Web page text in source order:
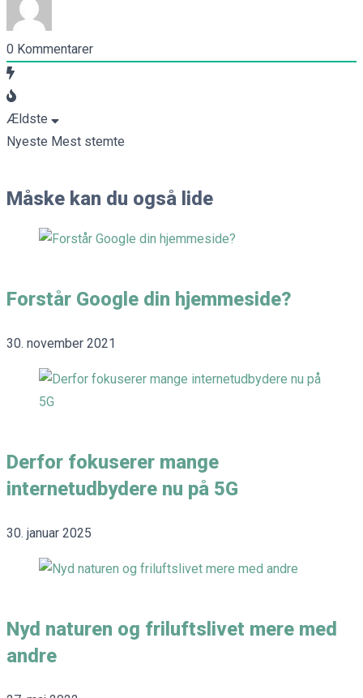
0 Kommentarer
Ældste
Nyeste Mest stemte
Måske kan du også lide
Forstår Google din hjemmeside?
30. november 2021
Derfor fokuserer mange
internetudbydere nu på 5G
30. januar 2025
Nyd naturen og friluftslivet mere med
andre